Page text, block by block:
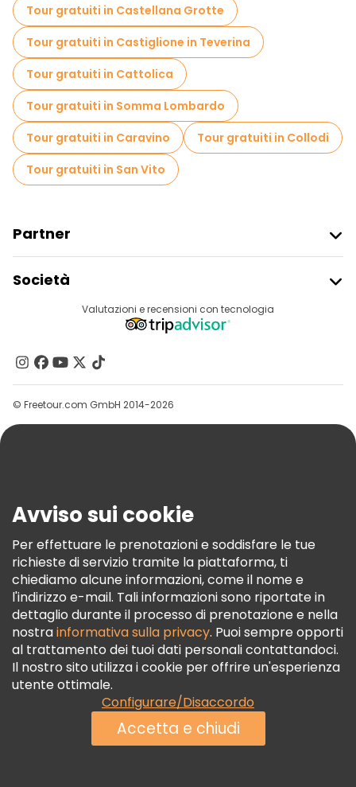
Tour gratuiti in Castellana Grotte
Tour gratuiti in Castiglione in Teverina
Tour gratuiti in Cattolica
Tour gratuiti in Somma Lombardo
Tour gratuiti in Caravino
Tour gratuiti in Collodi
Tour gratuiti in San Vito
Partner
Accesso Del Fornitore
Programma Di Affiliazione
Società
Destinazioni
Contattaci
Gruppi
Aiuto
Termini E Condizioni
Informativa Sui Cookie
Freetour Premi
Programma Di Fidelizzazione
Valutazioni e recensioni con tecnologia
© Freetour.com GmbH 2014-2026
Avviso sui cookie
Per effettuare le prenotazioni e soddisfare le tue
richieste di servizio tramite la piattaforma, ti
chiediamo alcune informazioni, come il nome e
l'indirizzo e-mail. Tali informazioni sono riportate in
dettaglio durante il processo di prenotazione e nella
nostrainformativa sulla privacy. Puoi sempre opporti
al trattamento dei tuoi dati personali contattandoci.
Il nostro sito utilizza i cookie per offrire un'esperienza
utente ottimale.
Configurare/Disaccordo
Accetta e chiudi